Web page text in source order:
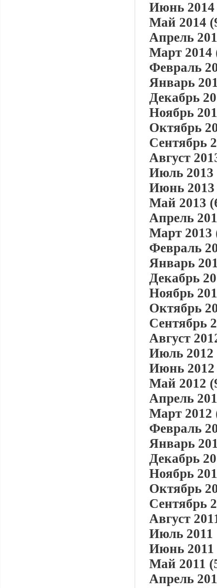
Июнь 2014
Май 2014
Апрель
Март 2014
Февраль
Январь
Декабрь
Ноябрь
Октябрь
Сентябрь
Август
Июль 2013
Июнь 2013
Май 2013
Апрель
Март 2013
Февраль
Январь
Декабрь
Ноябрь
Октябрь
Сентябрь
Август
Июль 2012
Июнь 2012
Май 2012
Апрель
Март 2012
Февраль
Январь
Декабрь
Ноябрь
Октябрь
Сентябрь
Август
Июль 2011
Июнь 2011
Май 2011
Апрель